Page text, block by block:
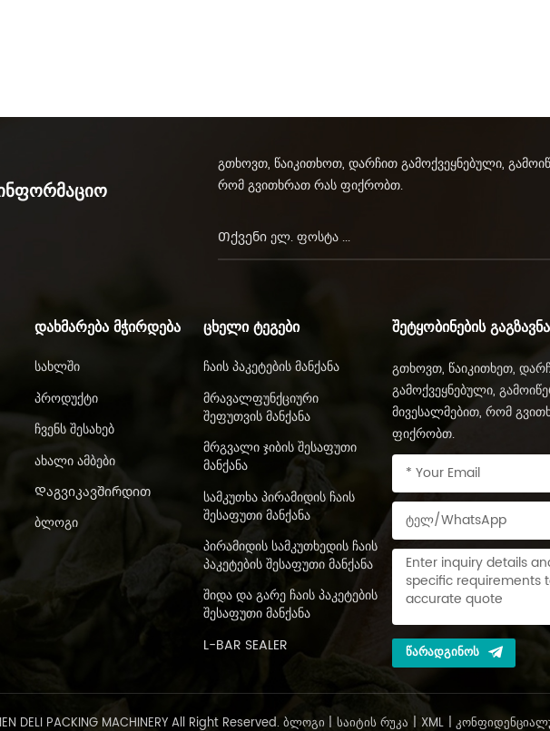
გთხოვთ, წაიკითხოთ, დარჩით გამოქვეყნებული,
რომ გვითხრათ რას ფიქრობთ.
ᲓᲐᲮᲛᲐᲠᲔᲑᲐ ᲛᲭᲘᲠᲓᲔᲑᲐ
Სახლში
Პროდუქტი
Ჩვენს Შესახებ
Ახალი Ამბები
Დაგვიკავშირდით
Ბლოგი
ᲪᲮᲔᲚᲘ ᲢᲔᲒᲔᲑᲘ
Ჩაის Პაკეტების Მანქანა
Მრავალფუნქციური
Შეფუთვის Მანქანა
Მრგვალი Ჯიბის Შესაფუთი
Მანქანა
Სამკუთხა Პირამიდის Ჩაის
Შესაფუთი Მანქანა
Პირამიდის Სამკუთხედის Ჩაის
Პაკეტების Შესაფუთი Მანქანა
Შიდა Და Გარე Ჩაის Პაკეტების
Შესაფუთი Მანქანა
L-BAR SEALER
ᲨᲔᲢᲧᲝᲑᲘᲜᲔᲑᲘᲡ ᲒᲐᲒᲖᲐᲕᲜᲐ
გთხოვთ, წაიკითხეთ,
გამოქვეყნებული,
მივესალმებით, რომ
ფიქრობთ.
ᲬᲐᲠᲐᲓᲒᲘᲜᲝᲡ
PACKING MACHINERY All Right Reserved. ᲑᲚᲝᲒᲘ | ᲡᲐᲘᲢᲘᲡ ᲠᲣᲙᲐ | XML |